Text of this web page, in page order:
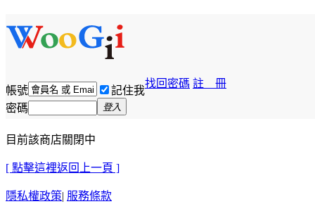
帳號 記住我
找回密碼 註 冊
密碼 登入
目前該商店關閉中
[ 點擊這裡返回上一頁 ]
隱私權政策| 服務條款